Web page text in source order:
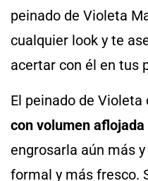
peinado de Violeta
cualquier look y te
acertar con él en tus
El peinado de
con volumen
engrosarla aún más
formal y más fresco.